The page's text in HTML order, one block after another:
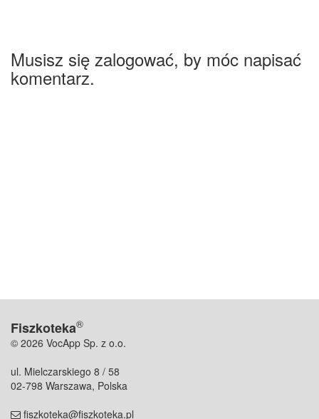
Musisz się zalogować, by móc napisać
komentarz.
Fiszkoteka®
© 2026 VocApp Sp. z o.o.
ul. Mielczarskiego 8 / 58
02-798 Warszawa, Polska
fiszkoteka@fiszkoteka.pl